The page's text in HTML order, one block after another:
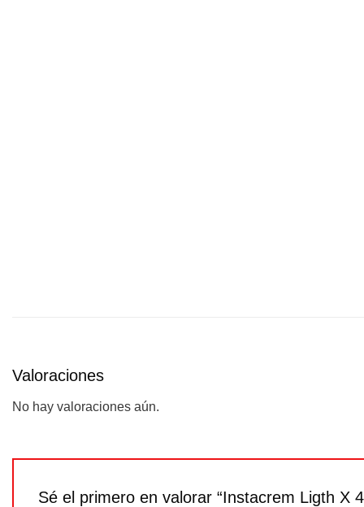
Valoraciones
No hay valoraciones aún.
Sé el primero en valorar “Instacrem Ligth X